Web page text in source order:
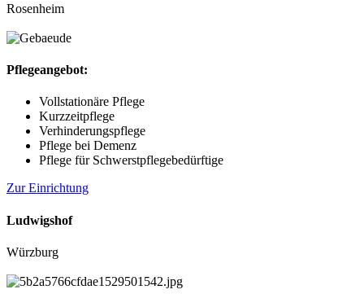
Rosenheim
Pflegeangebot:
Vollstationäre Pflege
Kurzzeitpflege
Verhinderungspflege
Pflege bei Demenz
Pflege für Schwerstpflegebedürftige
Zur Einrichtung
Ludwigshof
Würzburg